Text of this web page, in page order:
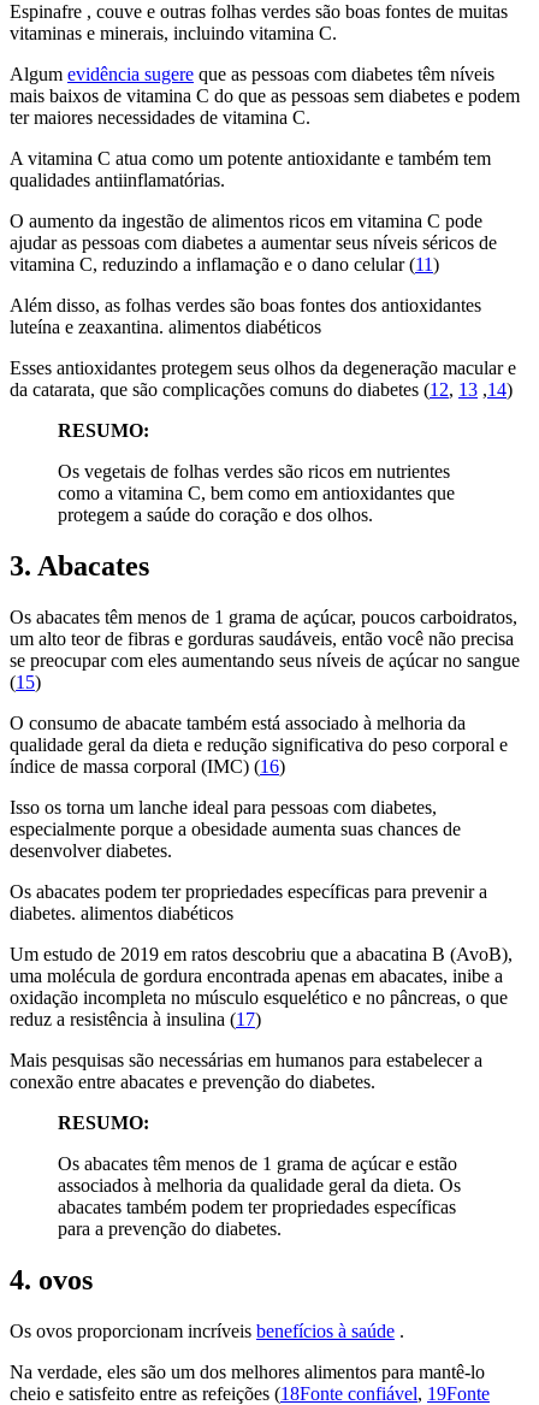
Espinafre , couve e outras folhas verdes são boas fontes de muitas
vitaminas e minerais, incluindo vitamina C.
Algum evidência sugere que as pessoas com diabetes têm níveis
mais baixos de vitamina C do que as pessoas sem diabetes e podem
ter maiores necessidades de vitamina C.
A vitamina C atua como um potente antioxidante e também tem
qualidades antiinflamatórias.
O aumento da ingestão de alimentos ricos em vitamina C pode
ajudar as pessoas com diabetes a aumentar seus níveis séricos de
vitamina C, reduzindo a inflamação e o dano celular (11)
Além disso, as folhas verdes são boas fontes dos antioxidantes
luteína e zeaxantina. alimentos diabéticos
Esses antioxidantes protegem seus olhos da degeneração macular e
da catarata, que são complicações comuns do diabetes (12, 13 ,14)
RESUMO:
Os vegetais de folhas verdes são ricos em nutrientes
como a vitamina C, bem como em antioxidantes que
protegem a saúde do coração e dos olhos.
3. Abacates
Os abacates têm menos de 1 grama de açúcar, poucos carboidratos,
um alto teor de fibras e gorduras saudáveis, então você não precisa
se preocupar com eles aumentando seus níveis de açúcar no sangue
(15)
O consumo de abacate também está associado à melhoria da
qualidade geral da dieta e redução significativa do peso corporal e
índice de massa corporal (IMC) (16)
Isso os torna um lanche ideal para pessoas com diabetes,
especialmente porque a obesidade aumenta suas chances de
desenvolver diabetes.
Os abacates podem ter propriedades específicas para prevenir a
diabetes. alimentos diabéticos
Um estudo de 2019 em ratos descobriu que a abacatina B (AvoB),
uma molécula de gordura encontrada apenas em abacates, inibe a
oxidação incompleta no músculo esquelético e no pâncreas, o que
reduz a resistência à insulina (17)
Mais pesquisas são necessárias em humanos para estabelecer a
conexão entre abacates e prevenção do diabetes.
RESUMO:
Os abacates têm menos de 1 grama de açúcar e estão
associados à melhoria da qualidade geral da dieta. Os
abacates também podem ter propriedades específicas
para a prevenção do diabetes.
4. ovos
Os ovos proporcionam incríveis benefícios à saúde .
Na verdade, eles são um dos melhores alimentos para mantê-lo
cheio e satisfeito entre as refeições (18Fonte confiável, 19Fonte